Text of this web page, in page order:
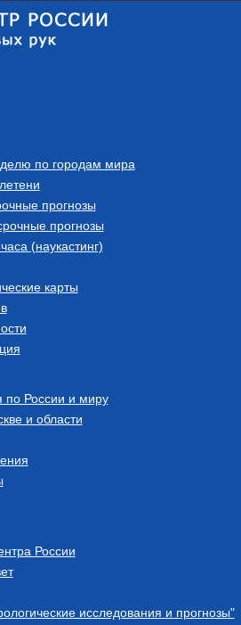
по городам мира
прогнозы
прогнозы
(наукастинг)
карты
России и миру
и области
России
исследования и прогнозы"